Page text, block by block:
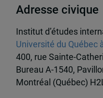
Adresse civique
Institut d’études
Université du Québec
400, rue Sainte-
Bureau A-1540,
Montréal (Québec)